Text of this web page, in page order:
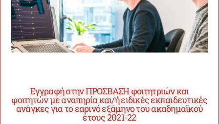
Εγγραφή στην ΠΡΟΣΒΑΣΗ φοιτητριών και
φοιτητών με αναπηρία και/ή ειδικές εκπαιδευτικές
ανάγκες για το εαρινό εξάμηνο του ακαδημαϊκού
έτους 2021-22